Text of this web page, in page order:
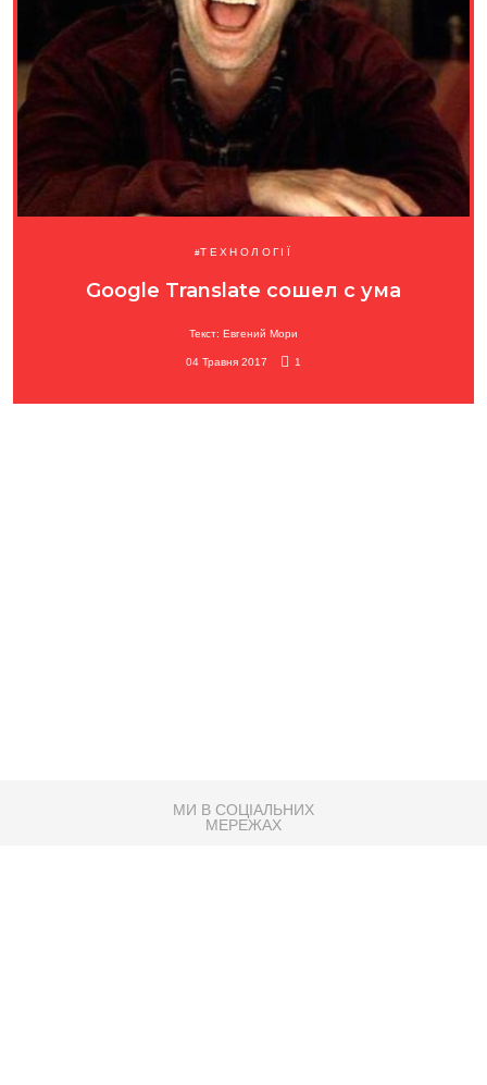
ТЕХНОЛОГІЇ
Google Translate сошел с ума
Текст: Евгений Мори
04 Травня 2017 1
МИ В СОЦІАЛЬНИХ
МЕРЕЖАХ